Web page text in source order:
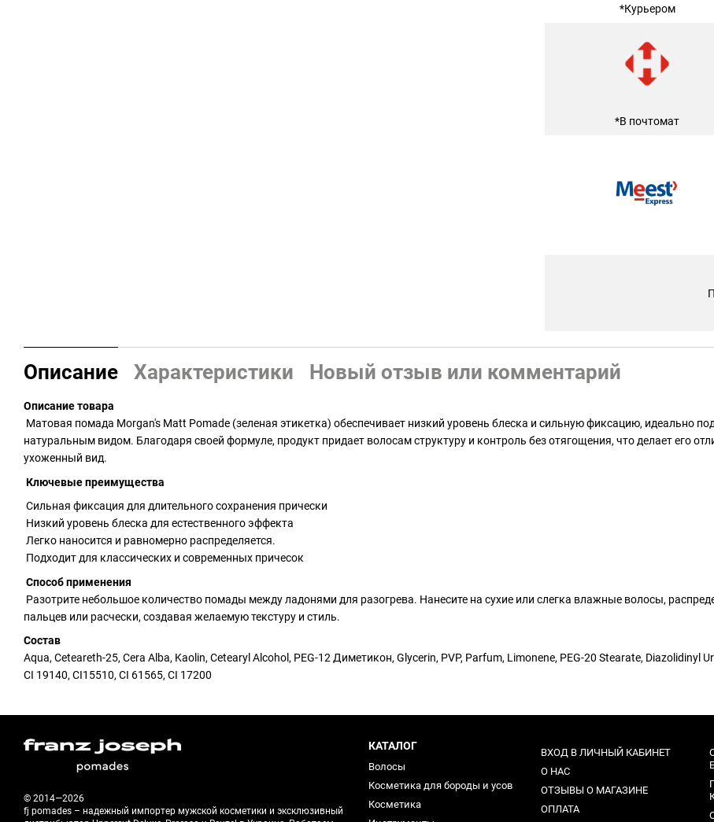
*Курьером
*В почтомат
Описание Характеристики Новый отзыв или комментарий
Описание товара
Матовая помада Morgan's Matt Pomade (зеленая этикетка) обеспечивает низкий уровень блеска и сильную фиксацию, идеально
натуральным видом. Благодаря своей формуле, продукт придает волосам структуру и контроль без отягощения, что делает его
ухоженный вид.
Ключевые преимущества
Сильная фиксация для длительного сохранения прически
Низкий уровень блеска для естественного эффекта
Легко наносится и равномерно распределяется.
Подходит для классических и современных причесок
Способ применения
Разотрите небольшое количество помады между ладонями для разогрева. Нанесите на сухие или слегка влажные волосы,
пальцев или расчески, создавая желаемую текстуру и стиль.
Состав
Aqua, Ceteareth-25, Cera Alba, Kaolin, Cetearyl Alcohol, PEG-12 Диметикон, Glycerin, PVP, Parfum, Limonene, PEG-20 Stearate, Diazolidinyl
CI 19140, CI15510, CI 61565, CI 17200
© 2014—2026
fj pomades – надежный импортер мужской косметики и эксклюзивный
КАТАЛОГ
Волосы
Косметика для бороды и усов
Косметика
ВХОД В ЛИЧНЫЙ КАБИНЕТ
О НАС
ОТЗЫВЫ О МАГАЗИНЕ
ОПЛАТА